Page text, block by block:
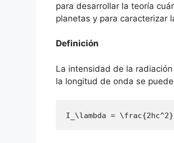
para desarrollar la teoría
planetas y para caracterizar
Definición
La intensidad de la
la longitud de onda se
I_\lambda =